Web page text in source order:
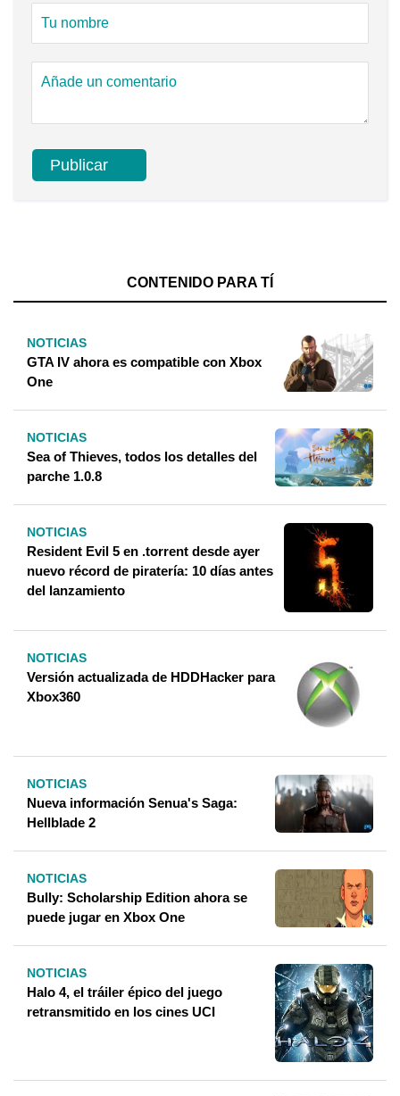
CONTENIDO PARA TÍ
NOTICIAS
GTA IV ahora es compatible con Xbox
One
NOTICIAS
Sea of ​​Thieves, todos los detalles del
parche 1.0.8
NOTICIAS
Resident Evil 5 en .torrent desde ayer
nuevo récord de piratería: 10 días antes
del lanzamiento
NOTICIAS
Versión actualizada de HDDHacker para
Xbox360
NOTICIAS
Nueva información Senua's Saga:
Hellblade 2
NOTICIAS
Bully: Scholarship Edition ahora se
puede jugar en Xbox One
NOTICIAS
Halo 4, el tráiler épico del juego
retransmitido en los cines UCI